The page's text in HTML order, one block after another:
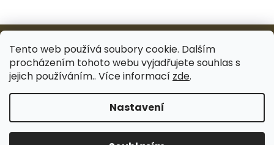
Tento web používá soubory cookie. Dalším
procházením tohoto webu vyjadřujete souhlas s
jejich používáním.. Více informací zde.
Nastavení
Z
Á
P
A
T
FacebookInstagram
Vytvořil Shoptet
Copyright 2026I DECORI. Všechna práva